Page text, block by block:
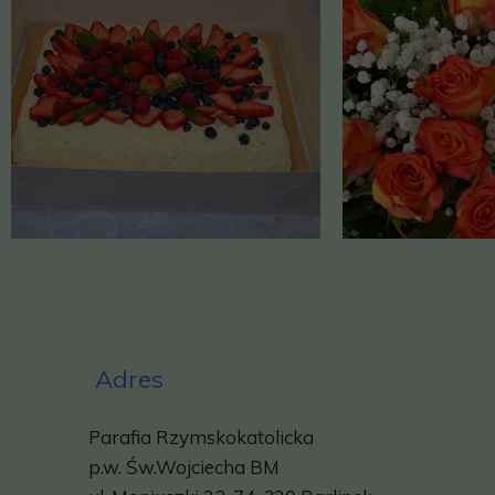
Adres
Parafia Rzymskokatolicka
p.w. Św.Wojciecha BM